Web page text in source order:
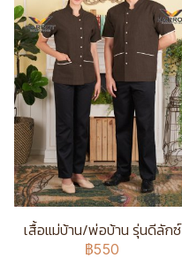
เสื้อแม่บ้าน/พ่อบ้าน รุ่นดีลักซ์
฿550